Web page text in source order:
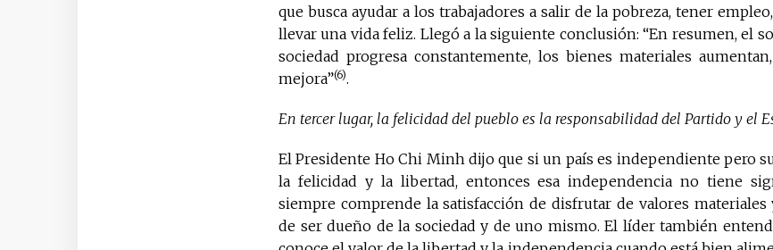
que busca ayudar a los trabajadores a salir de la pobreza, tener
llevar una vida feliz. Llegó a la siguiente conclusión: “En resumen, el
sociedad progresa constantemente, los bienes materiales
mejora”(6).
En tercer lugar, la felicidad del pueblo es la responsabilidad del Partido y el
El Presidente Ho Chi Minh dijo que si un país es independiente pero
la felicidad y la libertad, entonces esa independencia no tiene
siempre comprende la satisfacción de disfrutar de valores
de ser dueño de la sociedad y de uno mismo. El líder también